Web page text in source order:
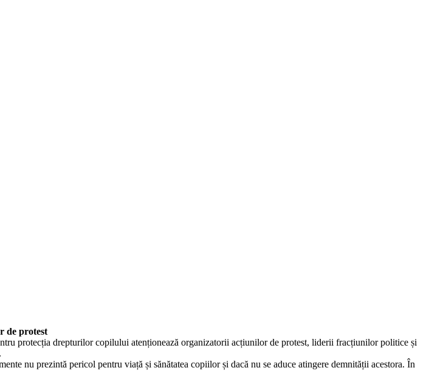
de protest
protecția drepturilor copilului atenționează organizatorii acțiunilor de protest, liderii fracțiunilor politice și
nu prezintă pericol pentru viață și sănătatea copiilor și dacă nu se aduce atingere demnității acestora. În